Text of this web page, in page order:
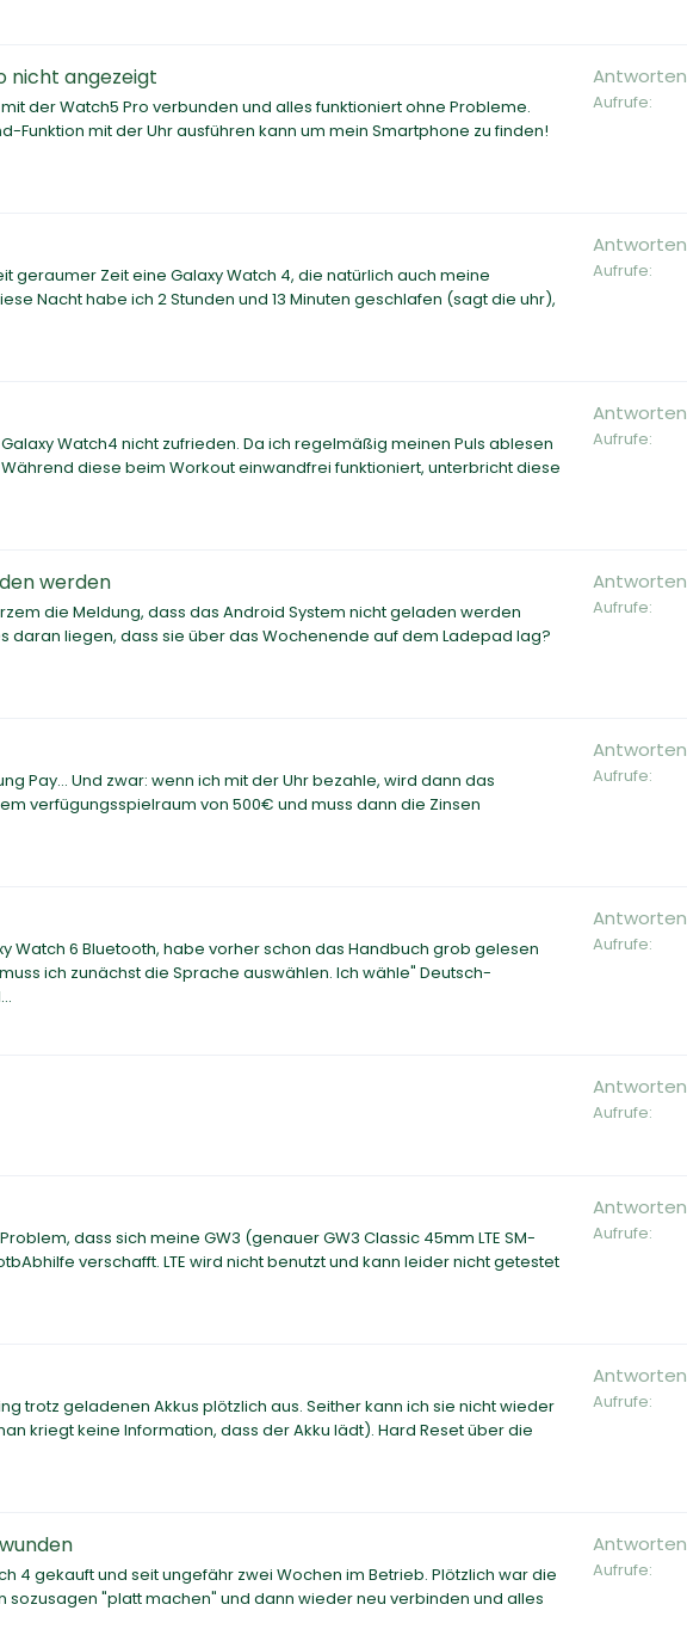
nicht angezeigt
der Watch5 Pro verbunden und alles funktioniert ohne Probleme.
Funktion mit der Uhr ausführen kann um mein Smartphone zu finden!
Antworten
Aufrufe
geraumer Zeit eine Galaxy Watch 4, die natürlich auch meine
Nacht habe ich 2 Stunden und 13 Minuten geschlafen (sagt die uhr),
Antworten
Aufrufe
Watch4 nicht zufrieden. Da ich regelmäßig meinen Puls ablesen
diese beim Workout einwandfrei funktioniert, unterbricht diese
Antworten
Aufrufe
werden
die Meldung, dass das Android System nicht geladen werden
daran liegen, dass sie über das Wochenende auf dem Ladepad lag?
Antworten
Aufrufe
Pay... Und zwar: wenn ich mit der Uhr bezahle, wird dann das
verfügungsspielraum von 500€ und muss dann die Zinsen
Antworten
Aufrufe
Watch 6 Bluetooth, habe vorher schon das Handbuch grob gelesen
ich zunächst die Sprache auswählen. Ich wähle" Deutsch-
Antworten
Aufrufe
Antworten
Aufrufe
dass sich meine GW3 (genauer GW3 Classic 45mm LTE SM-
verschafft. LTE wird nicht benutzt und kann leider nicht getestet
Antworten
Aufrufe
trotz geladenen Akkus plötzlich aus. Seither kann ich sie nicht wieder
kriegt keine Information, dass der Akku lädt). Hard Reset über die
Antworten
Aufrufe
4 gekauft und seit ungefähr zwei Wochen im Betrieb. Plötzlich war die
sozusagen "platt machen" und dann wieder neu verbinden und alles
Antworten
Aufrufe